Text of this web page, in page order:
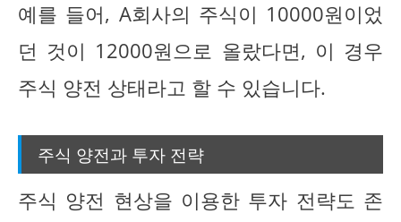
예를 들어, A회사의 주식이 10000원이었
던 것이 12000원으로 올랐다면, 이 경우
주식 양전 상태라고 할 수 있습니다.
주식 양전과 투자 전략
주식 양전 현상을 이용한 투자 전략도 존